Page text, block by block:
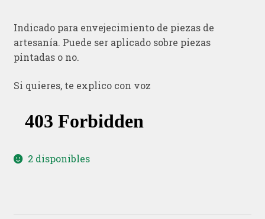
Indicado para envejecimiento de piezas de
artesanía. Puede ser aplicado sobre piezas
pintadas o no.
Si quieres, te explico con voz
2 disponibles